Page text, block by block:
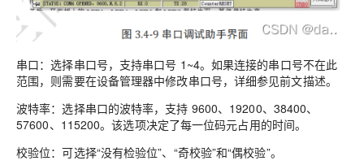
串口：选择串口号，支持串口号 1~4。如果连接的串口号不在此
范围，则需要在设备管理器中修改串口号，详细参见前文描述。
波特率：选择串口的波特率，支持 9600、19200、38400、
57600、115200。该选项决定了每一位码元占用的时间。
校验位：可选择“没有检验位”、“奇校验”和“偶校验”。